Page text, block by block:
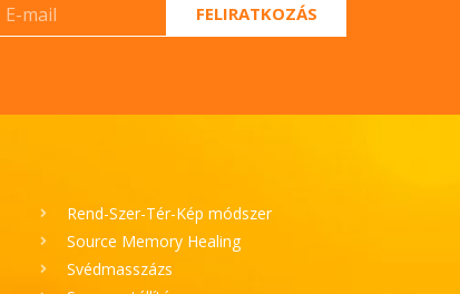
FELIRATKOZÁS
Rend-Szer-Tér-Kép módszer
Source Memory Healing
Svédmasszázs